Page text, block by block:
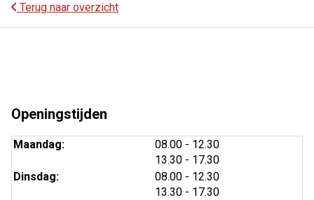
Terug naar overzicht
Openingstijden
Maandag: 08.00 tot
- 12.30
13.30 tot
- 17.30
Dinsdag:
08.00 tot
- 12.30
13.30 tot
- 17.30